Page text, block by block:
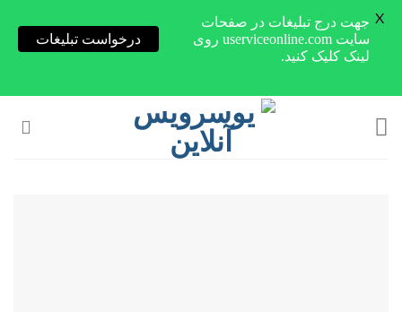
جهت درج تبلیغات در صفحات
سایت userviceonline.com روی
لینک کلیک کنید.
درخواست تبلیغات
X